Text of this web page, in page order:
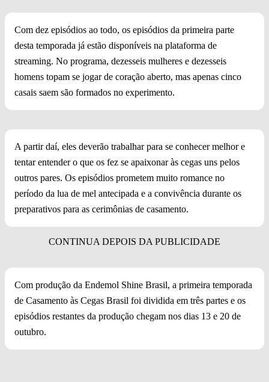
Com dez episódios ao todo, os episódios da primeira parte
desta temporada já estão disponíveis na plataforma de
streaming. No programa, dezesseis mulheres e dezesseis
homens topam se jogar de coração aberto, mas apenas cinco
casais saem são formados no experimento.
A partir daí, eles deverão trabalhar para se conhecer melhor e
tentar entender o que os fez se apaixonar às cegas uns pelos
outros pares. Os episódios prometem muito romance no
período da lua de mel antecipada e a convivência durante os
preparativos para as cerimônias de casamento.
Com produção da Endemol Shine Brasil, a primeira temporada
de Casamento às Cegas Brasil foi dividida em três partes e os
episódios restantes da produção chegam nos dias 13 e 20 de
outubro.